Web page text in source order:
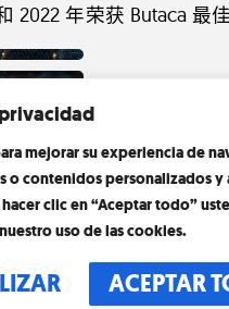
mejorar su experiencia de
o contenidos personalizados y
clic en “Aceptar todo”
uso de las cookies.
ACEPTAR
2022 年荣获 Butaca 最
家
日程
每天
上午 10:00 至晚
最后入场时间为
地址
德格拉西亚页